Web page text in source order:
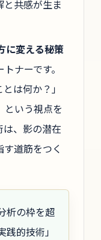
と共感が生ま
に変える秘策
ナーです。
は何か？」
という視点を
、影の潜在
道筋をつく
析の枠を超
的技術」